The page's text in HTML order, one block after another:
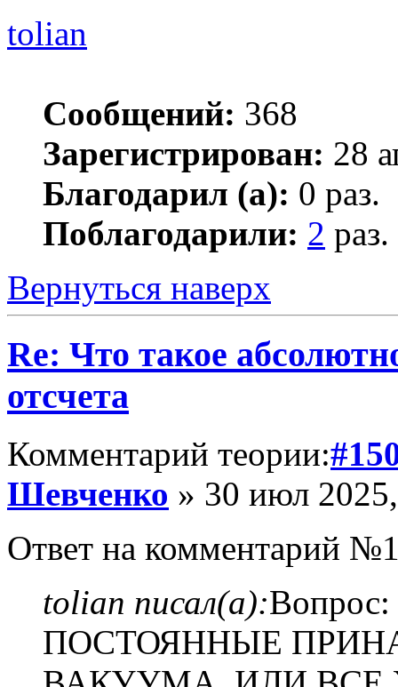
tolian
Сообщений: 368
Зарегистрирован: 28
Благодарил (а): 0 раз.
Поблагодарили: 2 раз.
Вернуться наверх
Re: Что такое
отсчета
Комментарий теории:
Шевченко » 30 июл
Ответ на комментарий
tolian писал(а):
ПОСТОЯННЫЕ